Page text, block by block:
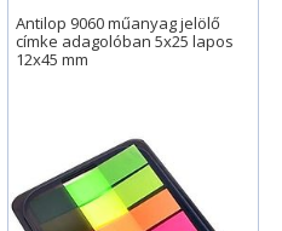
Antilop 9060 műanyag jelölő
címke adagolóban 5x25 lapos
12x45 mm